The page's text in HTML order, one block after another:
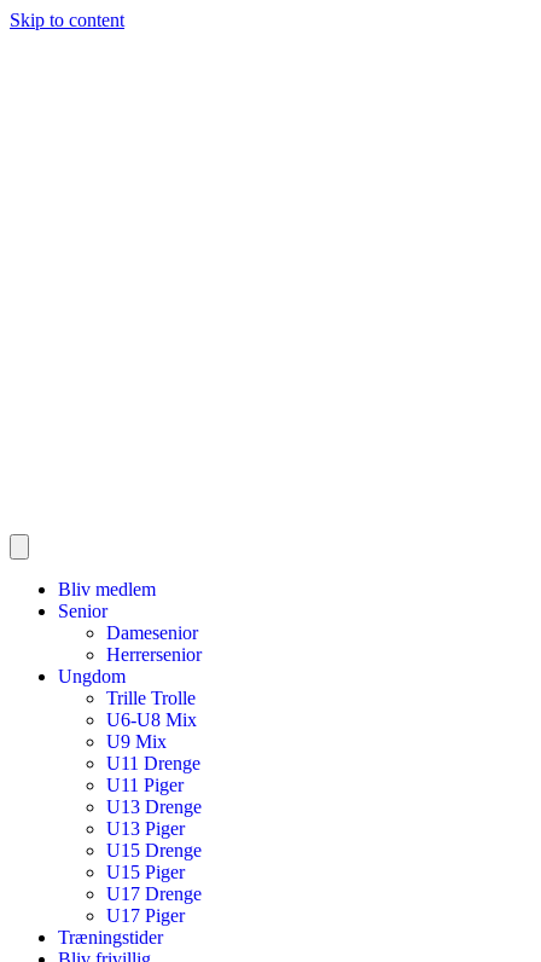
Skip to content
Bliv medlem
Senior
Damesenior
Herrersenior
Ungdom
Trille Trolle
U6-U8 Mix
U9 Mix
U11 Drenge
U11 Piger
U13 Drenge
U13 Piger
U15 Drenge
U15 Piger
U17 Drenge
U17 Piger
Træningstider